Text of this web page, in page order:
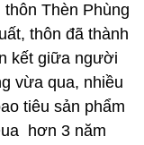
Thèn Phùng
thôn đã thành
kết giữa người
vừa qua, nhiều
tiêu sản phẩm
hơn 3 năm